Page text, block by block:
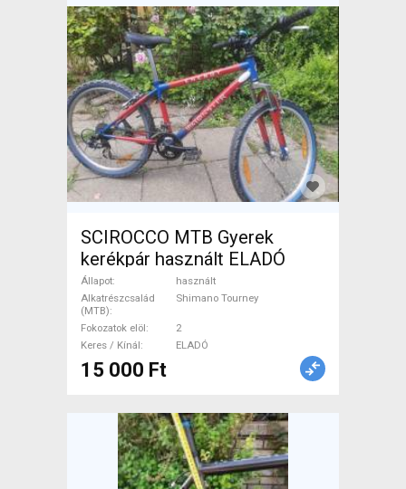
SCIROCCO MTB Gyerek
kerékpár használt ELADÓ
Állapot
használt
Alkatrészcsalád
(MTB)
Shimano Tourney
Fokozatok elöl
2
Keres / Kínál
ELADÓ
15 000 Ft